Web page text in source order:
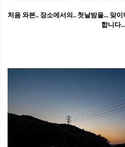
처음 와본.. 장소에서의.. 첫날밤을... 맞
합니다...